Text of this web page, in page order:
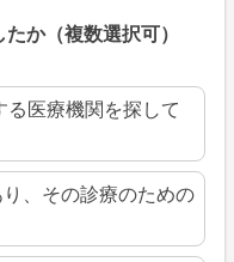
か（複数選択可）
医療機関を探して
、その診療のための